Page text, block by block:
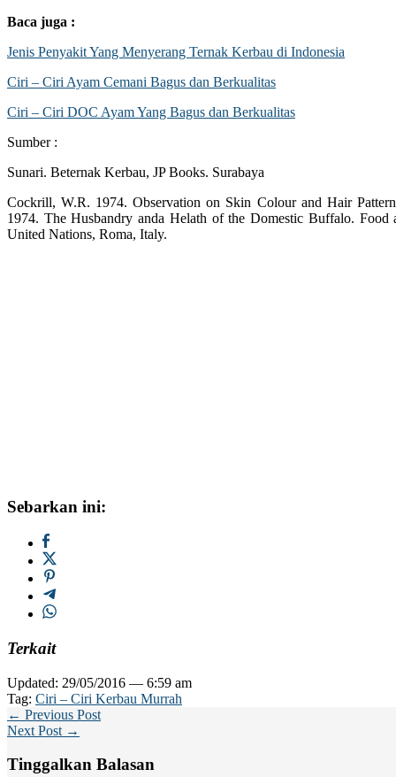
Baca juga :
Jenis Penyakit Yang Menyerang Ternak Kerbau di Indonesia
Ciri – Ciri Ayam Cemani Bagus dan Berkualitas
Ciri – Ciri DOC Ayam Yang Bagus dan Berkualitas
Sumber :
Sunari. Beternak Kerbau, JP Books. Surabaya
Cockrill, W.R. 1974. Observation on Skin Colour and Hair
1974. The Husbandry anda Helath of the Domestic Buffalo. Food
United Nations, Roma, Italy.
Sebarkan ini:
Terkait
Updated: 29/05/2016 — 6:59 am
Tag: Ciri – Ciri Kerbau Murrah
← Previous Post
Next Post →
Tinggalkan Balasan